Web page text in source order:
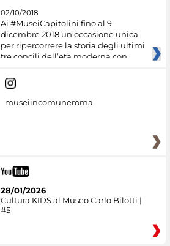
02/10/2018
Ai #MuseiCapitolini fino al 9
dicembre 2018 un’occasione unica
per ripercorrere la storia degli ultimi
tre concili dell’età moderna con
museiincomuneroma
28/01/2026
Cultura KIDS al Museo Carlo Bilotti |
#5